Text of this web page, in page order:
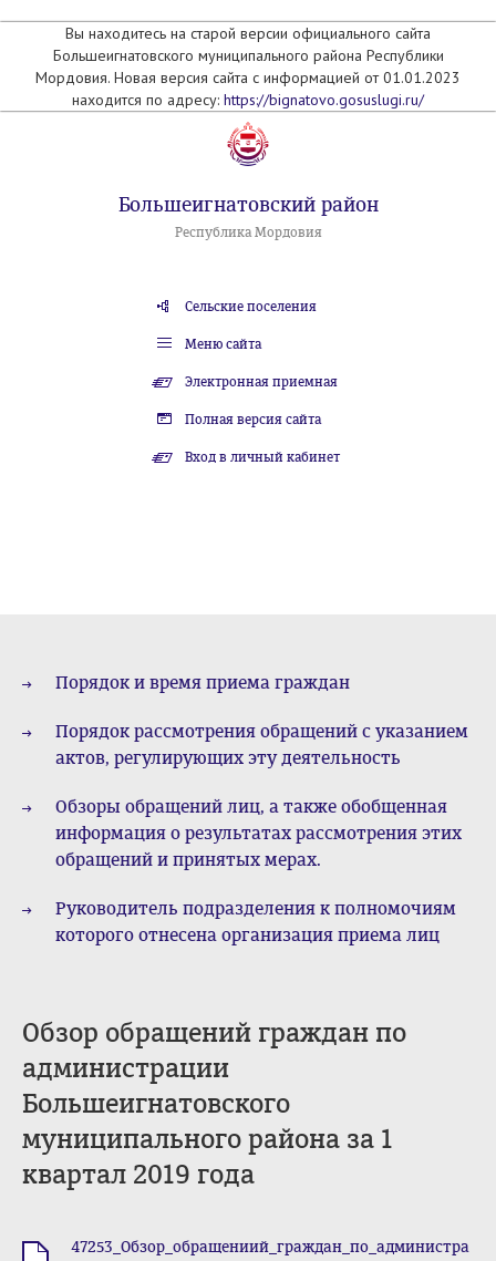
Вы находитесь на старой версии официального сайта
Большеигнатовского муниципального района Республики
Мордовия. Новая версия сайта с информацией от 01.01.2023
находится по адресу: https://bignatovo.gosuslugi.ru/
Большеигнатовский район
Республика Мордовия
Сельские поселения
Меню сайта
Электронная приемная
Полная версия сайта
Вход в личный кабинет
Порядок и время приема граждан
Порядок рассмотрения обращений с указанием
актов, регулирующих эту деятельность
Обзоры обращений лиц, а также обобщенная
информация о результатах рассмотрения этих
обращений и принятых мерах.
Руководитель подразделения к полномочиям
которого отнесена организация приема лиц
Обзор обращений граждан по
администрации
Большеигнатовского
муниципального района за 1
квартал 2019 года
47253_Обзор_обращениий_граждан_по_администра